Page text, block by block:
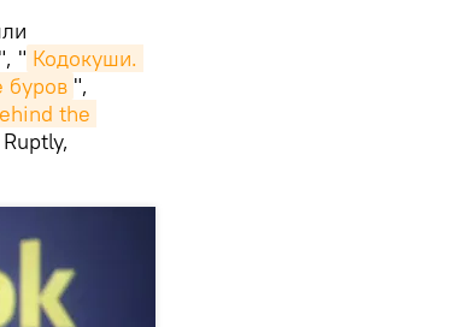
", " Кодокуши.
буров ",
the